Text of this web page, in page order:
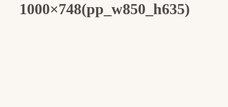
1000×748(pp_w850_h635)